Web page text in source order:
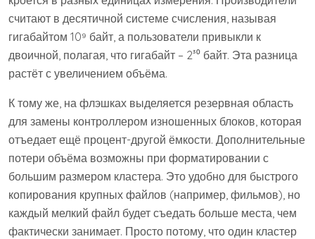
считают в десятичной системе счисления, называя
гигабайтом 10⁹ байт, а пользователи привыкли к
двоичной, полагая, что гигабайт – 2³⁰ байт. Эта разница
растёт с увеличением объёма.
К тому же, на флэшках выделяется резервная область
для замены контроллером изношенных блоков, которая
отъедает ещё процент-другой ёмкости. Дополнительные
потери объёма возможны при форматировании с
большим размером кластера. Это удобно для быстрого
копирования крупных файлов (например, фильмов), но
каждый мелкий файл будет съедать больше места, чем
фактически занимает. Просто потому, что один кластер